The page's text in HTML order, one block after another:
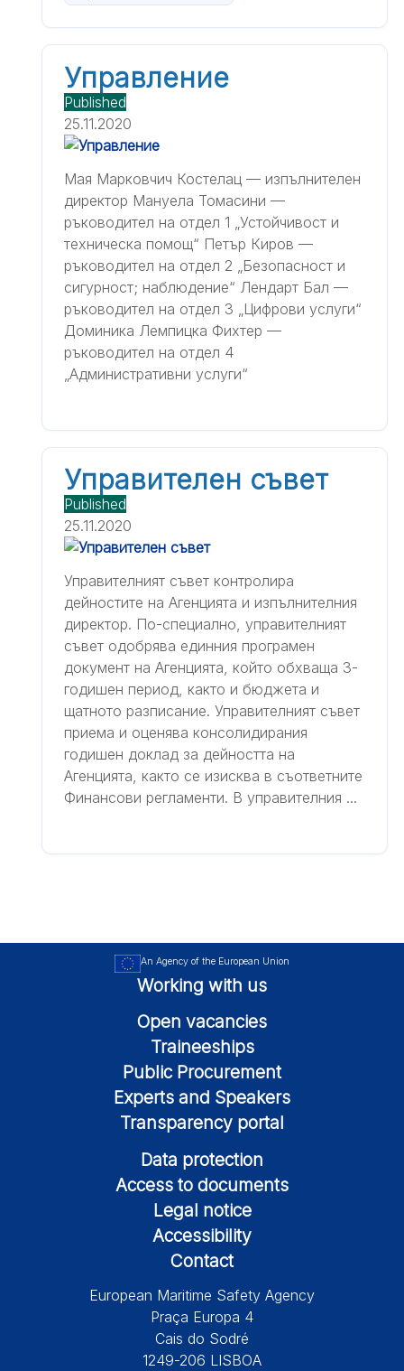
Управление
Published
25.11.2020
Мая Марковчич Костелац — изпълнителен
директор Мануела Томасини —
ръководител на отдел 1 „Устойчивост и
техническа помощ“ Петър Киров —
ръководител на отдел 2 „Безопасност и
сигурност; наблюдение“ Лендарт Бал —
ръководител на отдел 3 „Цифрови услуги“
Доминика Лемпицка Фихтер —
ръководител на отдел 4
„Административни услуги“
Управителен съвет
Published
25.11.2020
Управителният съвет контролира
дейностите на Агенцията и изпълнителния
директор. По-специално, управителният
съвет одобрява единния програмен
документ на Агенцията, който обхваща 3-
годишен период, както и бюджета и
щатното разписание. Управителният съвет
приема и оценява консолидирания
годишен доклад за дейността на
Агенцията, както се изисква в съответните
Финансови регламенти. В управителния ...
An Agency of the European Union
Working with us
Open vacancies
Traineeships
Public Procurement
Experts and Speakers
Transparency portal
Data protection
Access to documents
Legal notice
Accessibility
Contact
European Maritime Safety Agency
Praça Europa 4
Cais do Sodré
1249-206 LISBOA